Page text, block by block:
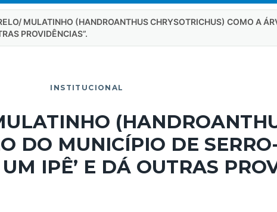
MULATINHO (HANDROANTHUS CHRYSOTRICHUS) COMO A
PROVIDÊNCIAS”.
INSTITUCIONAL
DO MUNICÍPIO DE
IPÊ’ E DÁ OUTRAS